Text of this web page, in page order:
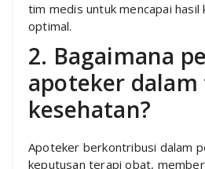
tim medis untuk mencapai hasil
optimal.
2. Bagaimana
apoteker
kesehatan?
Apoteker berkontribusi dalam
keputusan terapi obat,